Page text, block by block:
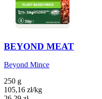
BEYOND MEAT
Beyond Mince
250 g
105,16 zł/kg